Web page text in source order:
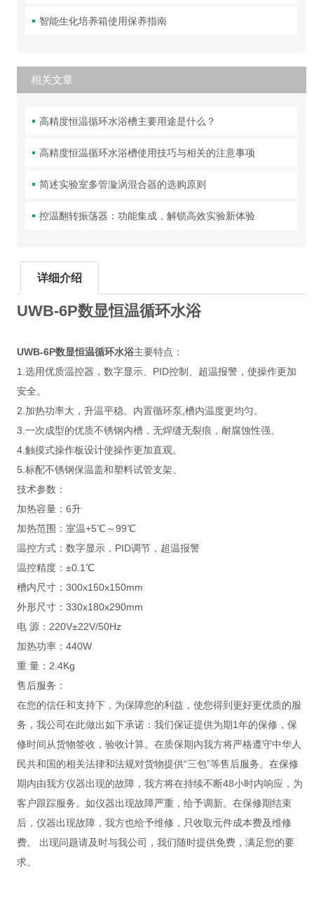
智能生化培养箱使用保养指南
相关文章
高精度恒温循环水浴槽主要用途是什么？
高精度恒温循环水浴槽使用技巧与相关的注意事项
简述实验室多管漩涡混合器的选购原则
控温翻转振荡器：功能集成，解锁高效实验新体验
详细介绍
UWB-6P数显恒温循环水浴
UWB-6P数显恒温循环水浴主要特点：
1.选用优质温控器，数字显示、PID控制、超温报警，使操作更加
安全。
2.加热功率大，升温平稳。内置循环泵,槽内温度更均匀。
3.一次成型的优质不锈钢内槽，无焊缝无裂痕，耐腐蚀性强。
4.触摸式操作板设计使操作更加直观。
5.标配不锈钢保温盖和塑料试管支架。
技术参数：
加热容量：6升
加热范围：室温+5℃～99℃
温控方式：数字显示，PID调节，超温报警
温控精度：±0.1℃
槽内尺寸：300x150x150mm
外形尺寸：330x180x290mm
电 源：220V±22V/50Hz
加热功率：440W
重 量：2.4Kg
售后服务：
在您的信任和支持下，为保障您的利益，使您得到更好更优质的服
务，我公司在此做出如下承诺：我们保证提供为期1年的保修，保
修时间从货物签收，验收计算。在质保期内我方将严格遵守中华人
民共和国的相关法律和法规对货物提供“三包”等售后服务。在保修
期内由我方仪器出现的故障，我方将在持续不断48小时内响应，为
客户跟踪服务。如仪器出现故障严重，给予调新。在保修期结束
后，仪器出现故障，我方也给予维修，只收取元件成本费及维修
费。 出现问题请及时与我公司，我们随时提供免费，满足您的要
求。